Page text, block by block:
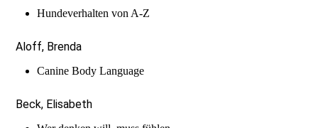
Hundeverhalten von A-Z
Aloff, Brenda
Canine Body Language
Beck, Elisabeth